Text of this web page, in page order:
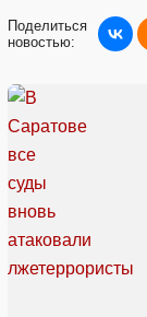
Поделиться
новостью: